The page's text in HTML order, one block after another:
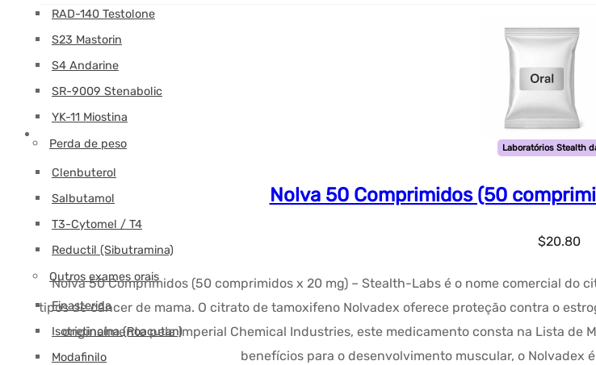
RAD-140 Testolone
S23 Mastorin
S4 Andarine
SR-9009 Stenabolic
YK-11 Miostina
Perda de peso
Clenbuterol
Salbutamol
T3-Cytomel / T4
Reductil (Sibutramina)
Outros exames orais
Finasterida
Isotretinoína (Roacutan)
Modafinilo
Laboratórios Stealth
Nolva 50 Comprimidos (50
$20.80
Nolva 50 Comprimidos (50 comprimidos x 20 mg) – Stealth-Labs é o nome comercial
tipos de câncer de mama. O citrato de tamoxifeno Nolvadex oferece proteção contra o
originalmente pela Imperial Chemical Industries, este medicamento consta na Lista de
benefícios para o desenvolvimento muscular, o